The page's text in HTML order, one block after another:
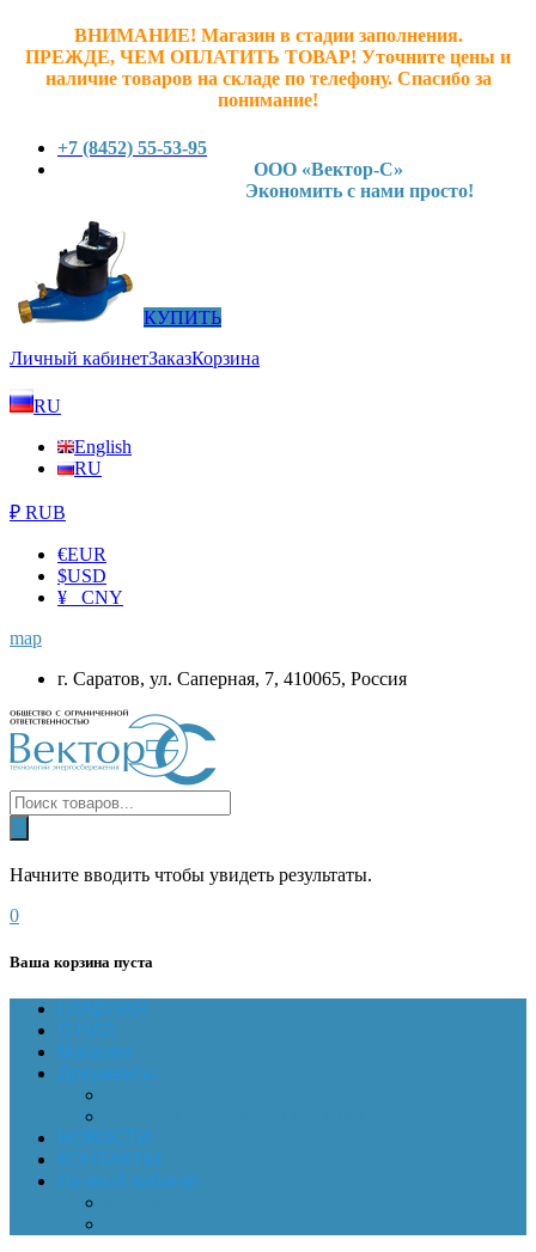
ВНИМАНИЕ! Магазин в стадии заполнения.
ПРЕЖДЕ, ЧЕМ ОПЛАТИТЬ ТОВАР! Уточните цены и
наличие товаров на складе по телефону. Спасибо за
понимание!
+7 (8452) 55-53-95
ООО «Вектор-С»
Экономить с нами просто!
КУПИТЬ
Личный кабинетЗаказКорзина
RU
English
RU
₽ RUB
€EUR
$USD
¥ CNY
map
г. Саратов, ул. Саперная, 7, 410065, Россия
Начните вводить чтобы увидеть результаты.
0
Ваша корзина пуста
ГЛАВНАЯ
О НАС
Магазин
Документы
НОВОСТИ
КОНТАКТЫ
Личный кабинет